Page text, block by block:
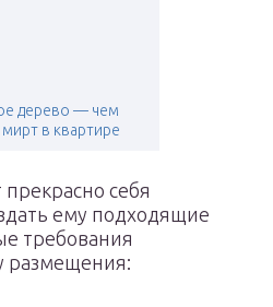
дерево — чем
в квартире
себя
ему подходящие
требования
размещения: